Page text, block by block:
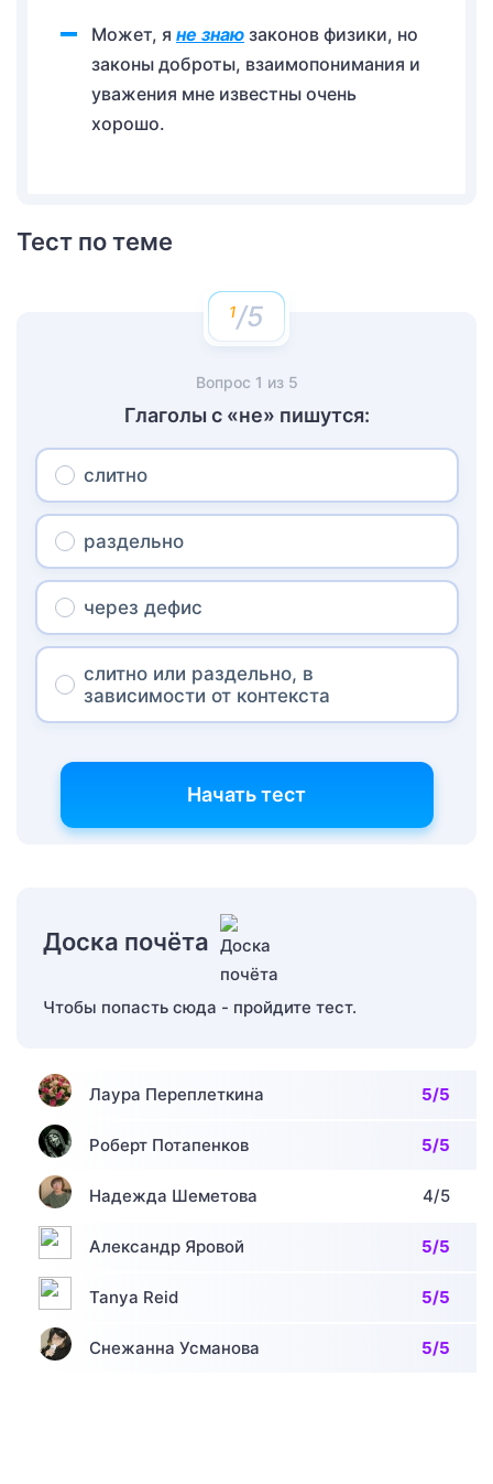
Может, я не знаю законов физики, но
законы доброты, взаимопонимания и
уважения мне известны очень
хорошо.
Тест по теме
/5
Вопрос 1 из 5
Глаголы с «не» пишутся:
слитно
раздельно
через дефис
слитно или раздельно, в
зависимости от контекста
Начать тест
Доска почёта
Чтобы попасть сюда - пройдите тест.
Лаура Переплеткина 5/5
Роберт Потапенков 5/5
Надежда Шеметова 4/5
Александр Яровой 5/5
Tanya Reid 5/5
Снежанна Усманова 5/5